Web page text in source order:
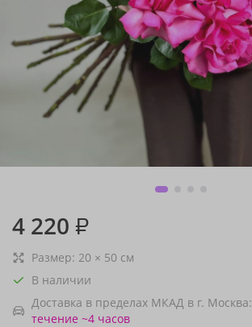
4 220 ₽
Размер: 20 × 50 см
В наличии
Доставка в пределах МКАД в г. Москва:
течение ~4 часов